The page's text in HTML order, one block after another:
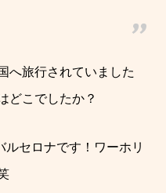
へ旅行されていました
どこでしたか？
ルセロナです！ワーホリ